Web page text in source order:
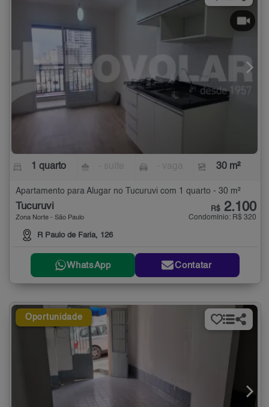
1 quarto 30 m²
Apartamento para Alugar no Tucuruvi com 1 quarto - 30 m²
Tucuruvi
Zona Norte - São Paulo
R Paulo de Faria, 126
R$ 2.100
Condomínio: R$ 320
WhatsApp Contatar
Oportunidade